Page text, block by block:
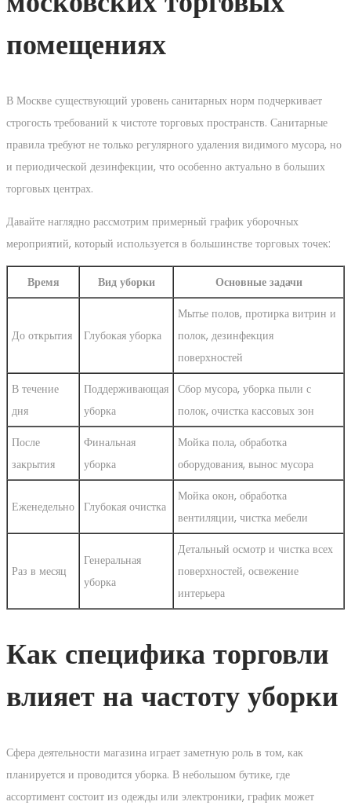
помещениях
В Москве существующий уровень санитарных норм подчеркивает
строгость требований к чистоте торговых пространств. Санитарные
правила требуют не только регулярного удаления видимого мусора, но
и периодической дезинфекции, что особенно актуально в больших
торговых центрах.
Давайте наглядно рассмотрим примерный график уборочных
мероприятий, который используется в большинстве торговых точек:
Время Вид уборки Основные задачи
До открытия Глубокая уборка
Мытье полов, протирка витрин и
полок, дезинфекция
поверхностей
В течение
дня
Поддерживающая
уборка
Сбор мусора, уборка пыли с
полок, очистка кассовых зон
После
закрытия
Финальная
уборка
Мойка пола, обработка
оборудования, вынос мусора
Еженедельно Глубокая очистка
Мойка окон, обработка
вентиляции, чистка мебели
Раз в месяц
Генеральная
уборка
Детальный осмотр и чистка всех
поверхностей, освежение
интерьера
Как специфика торговли
влияет на частоту уборки
Сфера деятельности магазина играет заметную роль в том, как
планируется и проводится уборка. В небольшом бутике, где
ассортимент состоит из одежды или электроники, график может